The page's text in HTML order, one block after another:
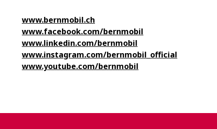
www.bernmobil.ch
www.facebook.com/bernmobil
www.linkedin.com/bernmobil
www.instagram.com/bernmobil_official
www.youtube.com/bernmobil